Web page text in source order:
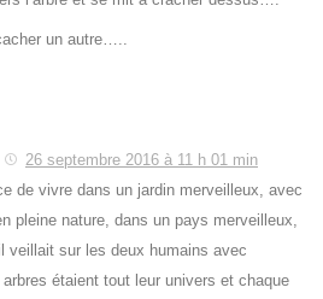
un autre…..
26 septembre 2016 à 11 h 01 min
de vivre dans un jardin merveilleux, avec
pleine nature, dans un pays merveilleux,
veillait sur les deux humains avec
étaient tout leur univers et chaque